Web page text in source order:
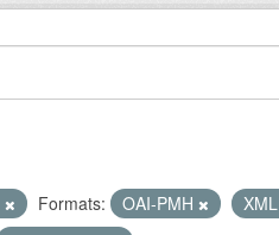
Formats: OAI-PMH XML